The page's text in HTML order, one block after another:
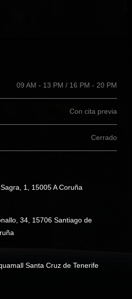
09 AM - 13 PM / 16 PM - 20 PM
Con cita previa
Cerrado
1, 15005 A Coruña
34, 15706 Santiago de
Santa Cruz de Tenerife